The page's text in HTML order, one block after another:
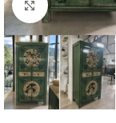
Click to